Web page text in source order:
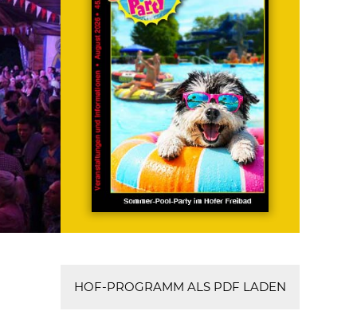
HOF-PROGRAMM ALS PDF LADEN